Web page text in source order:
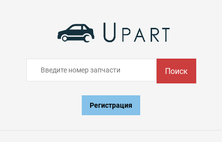
Поиск
Регистрация